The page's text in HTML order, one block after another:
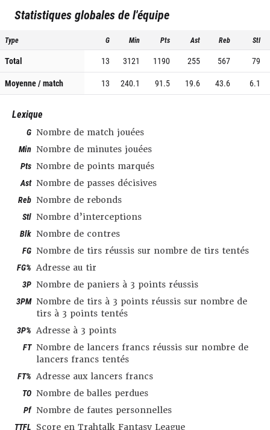
Statistiques globales de l'équipe
Type G Min Pts Ast Reb Stl
Total 13 3121 1190 255 567
79
Moyenne / match
13 240.1 91.5 19.6 43.6 6.1
Lexique
G Nombre de match jouées
Min Nombre de minutes jouées
Pts Nombre de points marqués
Ast Nombre de passes décisives
Reb Nombre de rebonds
Stl Nombre d’interceptions
Blk Nombre de contres
FG Nombre de tirs réussis sur nombre de tirs tentés
FG% Adresse au tir
3P Nombre de paniers à 3 points réussis
3PM Nombre de tirs à 3 points réussis sur nombre de
tirs à 3 points tentés
3P% Adresse à 3 points
FT Nombre de lancers francs réussis sur nombre de
lancers francs tentés
FT% Adresse aux lancers francs
TO Nombre de balles perdues
Pf Nombre de fautes personnelles
TTFL Score en Trahtalk Fantasy League